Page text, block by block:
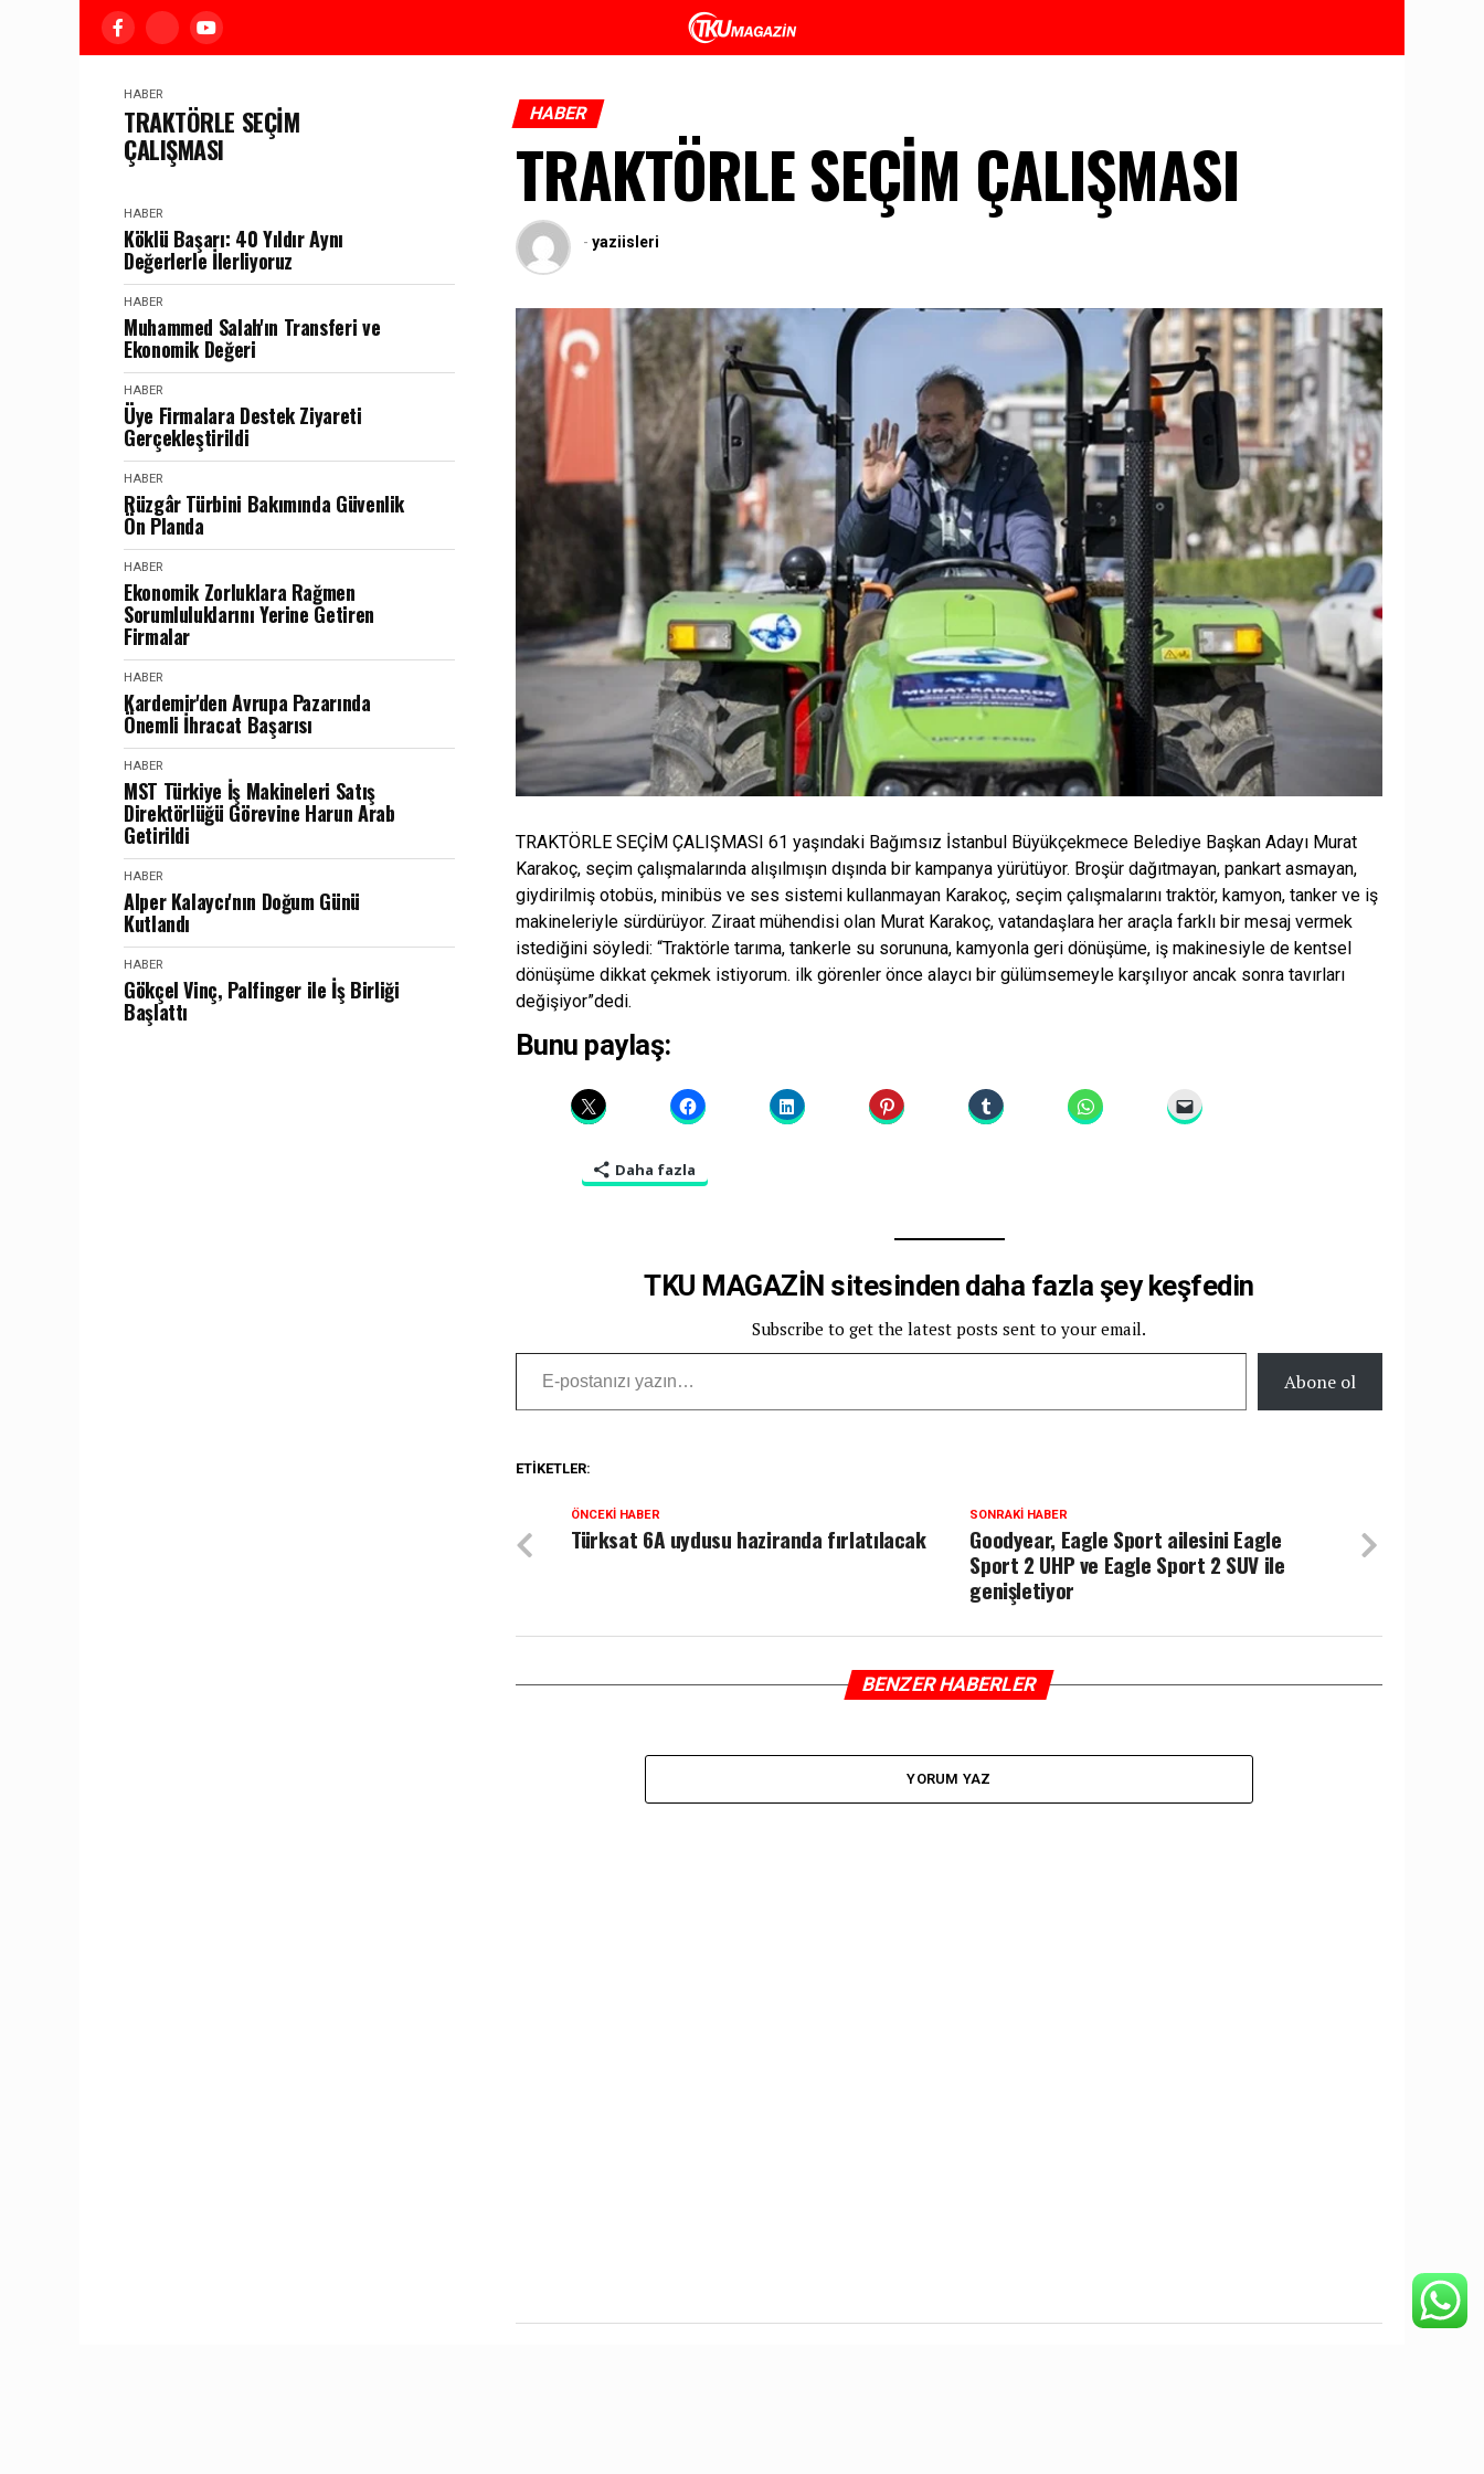
HABER
TRAKTÖRLE SEÇİM
ÇALIŞMASI
HABER
Köklü Başarı: 40 Yıldır Aynı
Değerlerle İlerliyoruz
HABER
Muhammed Salah'ın Transferi ve
Ekonomik Değeri
HABER
Üye Firmalara Destek Ziyareti
Gerçekleştirildi
HABER
Rüzgâr Türbini Bakımında Güvenlik
Ön Planda
HABER
Ekonomik Zorluklara Rağmen
Sorumluluklarını Yerine Getiren
Firmalar
HABER
Kardemir'den Avrupa Pazarında
Önemli İhracat Başarısı
HABER
MST Türkiye İş Makineleri Satış
Direktörlüğü Görevine Harun Arab
Getirildi
HABER
Alper Kalaycı'nın Doğum Günü
Kutlandı
HABER
Gökçel Vinç, Palfinger ile İş Birliği
Başlattı
HABER
TRAKTÖRLE SEÇİM ÇALIŞMASI
- yaziisleri
TRAKTÖRLE SEÇİM ÇALIŞMASI 61 yaşındaki Bağımsız İstanbul Büyükçekmece Belediye Başkan Adayı Murat
Karakoç, seçim çalışmalarında alışılmışın dışında bir kampanya yürütüyor. Broşür dağıtmayan, pankart asmayan,
giydirilmiş otobüs, minibüs ve ses sistemi kullanmayan Karakoç, seçim çalışmalarını traktör, kamyon, tanker ve iş
makineleriyle sürdürüyor. Ziraat mühendisi olan Murat Karakoç, vatandaşlara her araçla farklı bir mesaj vermek
istediğini söyledi: “Traktörle tarıma, tankerle su sorununa, kamyonla geri dönüşüme, iş makinesiyle de kentsel
dönüşüme dikkat çekmek istiyorum. ilk görenler önce alaycı bir gülümsemeyle karşılıyor ancak sonra tavırları
değişiyor”dedi.
Bunu paylaş:
Daha fazla
TKU MAGAZİN sitesinden daha fazla şey keşfedin
Subscribe to get the latest posts sent to your email.
E-postanızı yazın…
Abone ol
ETIKETLER:
SONRAKI HABER
Goodyear, Eagle Sport ailesini Eagle
Sport 2 UHP ve Eagle Sport 2 SUV ile
genişletiyor
ÖNCEKI HABER
Türksat 6A uydusu haziranda fırlatılacak
BENZER HABERLER
YORUM YAZ